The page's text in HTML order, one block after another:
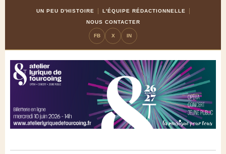
UN PEU D'HISTOIRE
L'ÉQUIPE RÉDACTIONNELLE
NOUS CONTACTER
FB X IN